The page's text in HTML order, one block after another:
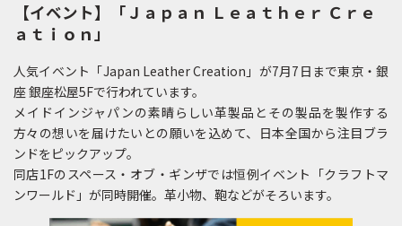
【イベント】「Ｊａｐａｎ Ｌｅａｔｈｅｒ Ｃｒｅ
ａｔｉｏｎ」
人気イベント「Japan Leather Creation」が7月7日まで東京・銀
座 銀座松屋5Fで行われています。
メイドインジャパンの素晴らしい革製品とその製品を製作する
方々の想いを届けたいとの願いを込めて、日本全国から注目ブラ
ンドをピックアップ。
同店1Fのスペース・オブ・ギンザでは恒例イベント「クラフトマ
ンワールド」が同時開催。革小物、鞄などがそろいます。